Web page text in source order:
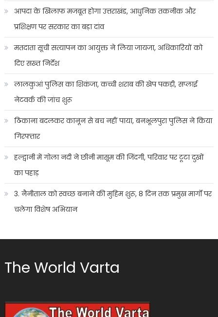
आपदा के खिलाफ मजबूत होगा उत्तराखंड, आधुनिक तकनीक और
प्रशिक्षण पर सरकार का बड़ा दांव
मतदाता सूची सत्यापन का आयुक्त ने लिया जायजा, अधिकारियों को
दिए सख्त निर्देश
लालकुआं पुलिस का शिकंजा, कच्ची शराब की खेप पकड़ी, सप्लाई
नेटवर्क की जांच शुरू
ठिकाना बदलकर कानून से बच नहीं पाया, बनभूलपुरा पुलिस ने किया
गिरफ्तार
हल्द्वानी में गोला नदी ने छीनी मासूम की जिंदगी, परिवार पर टूटा दुखों
का पहाड़
3. नैनीताल को स्वच्छ बनाने की मुहिम शुरू, 8 दिन तक प्रमुख मार्गों पर
चलेगा विशेष अभियान
The World Varta